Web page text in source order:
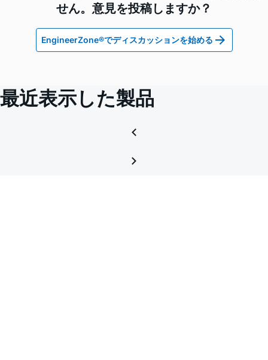
せん。意見を投稿しますか？
EngineerZone®でディスカッションを始める
最近表示した製品